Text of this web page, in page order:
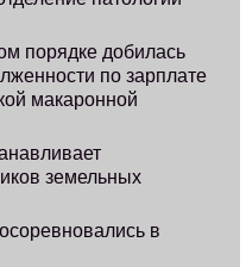
порядке добилась
по зарплате
макаронной
земельных
в